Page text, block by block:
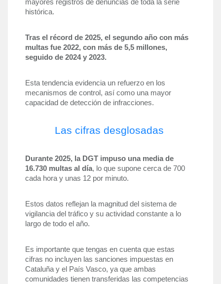
mayores registros de denuncias de toda la serie
histórica.
Tras el récord de 2025, el segundo año con más
multas fue 2022, con más de 5,5 millones,
seguido de 2024 y 2023.
Esta tendencia evidencia un refuerzo en los
mecanismos de control, así como una mayor
capacidad de detección de infracciones.
Las cifras desglosadas
Durante 2025, la DGT impuso una media de
16.730 multas al día, lo que supone cerca de 700
cada hora y unas 12 por minuto.
Estos datos reflejan la magnitud del sistema de
vigilancia del tráfico y su actividad constante a lo
largo de todo el año.
Es importante que tengas en cuenta que estas
cifras no incluyen las sanciones impuestas en
Cataluña y el País Vasco, ya que ambas
comunidades tienen transferidas las competencias